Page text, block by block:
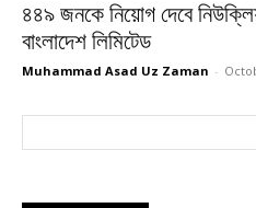
৪৪৯ জনকে নিয়োগ দেবে
বাংলাদেশ লিমিটেড
Muhammad Asad Uz Zaman -